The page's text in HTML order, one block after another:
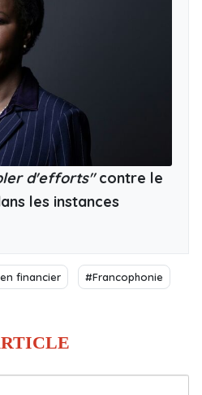
d'efforts"contre le
les instances
financier #Francophonie